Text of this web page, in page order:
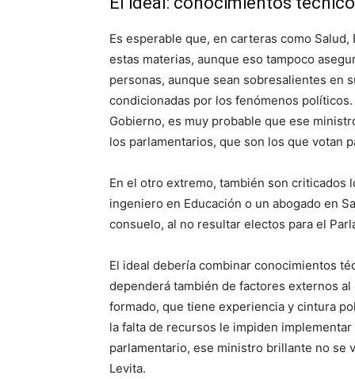
Es esperable que, en carteras como
estas materias, aunque eso tampoco
personas, aunque sean sobresalientes en
condicionadas por los fenómenos
Gobierno, es muy probable que ese
los parlamentarios, que son los que votan
En el otro extremo, también son
ingeniero en Educación o un abogado en
consuelo, al no resultar electos para el
El ideal debería combinar conocimientos
dependerá también de factores externos
formado, que tiene experiencia y cintura
la falta de recursos le impiden
parlamentario, ese ministro brillante no se
Levita.